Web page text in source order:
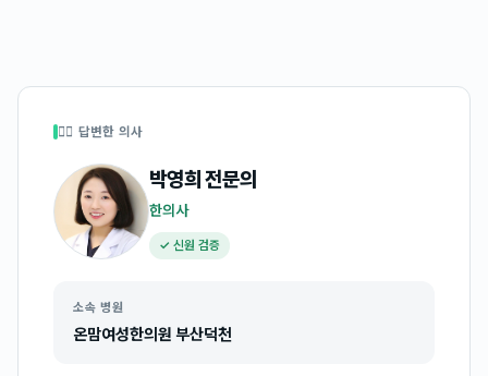
👩‍⚕️ 답변한 의사
박영희전문의
한의사
✓ 신원 검증
소속 병원
온맘여성한의원 부산덕천